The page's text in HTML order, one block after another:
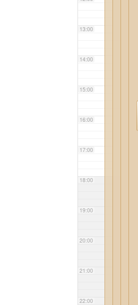
13:00
14:00
15:00
16:00
17:00
18:00
19:00
20:00
21:00
22:00